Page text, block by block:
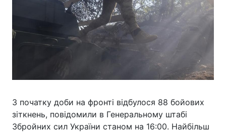
З початку доби на фронті відбулося 88 бойових
зіткнень, повідомили в Генеральному штабі
Збройних сил України станом на 16:00. Найбільш